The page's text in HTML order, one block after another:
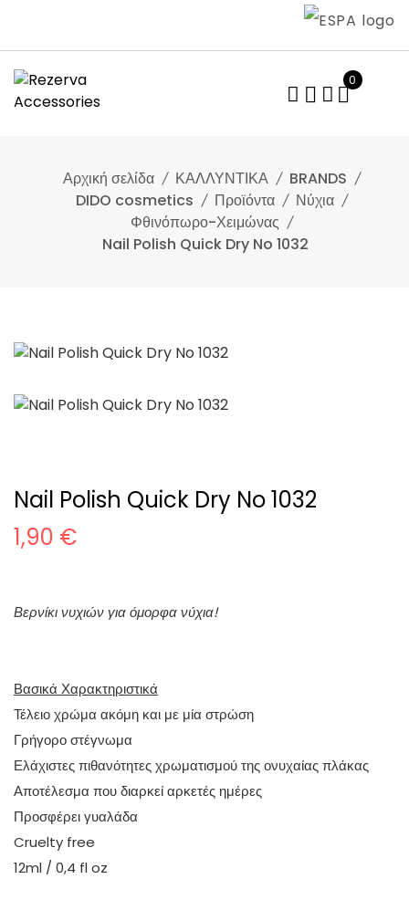
content
0
Αρχική σελίδα ΚΑΛΛΥΝΤΙΚΑ
BRANDS
DIDO cosmetics
Προϊόντα
Νύχια
Φθινόπωρο-Χειμώνας
Nail Polish Quick Dry No 1032
Nail Polish Quick Dry No 1032
1,90 €
Βερνίκι νυχιών για όμορφα νύχια!
Βασικά Χαρακτηριστικά
Τέλειο χρώμα ακόμη και με μία στρώση
Γρήγορο στέγνωμα
Ελάχιστες πιθανότητες χρωματισμού της ονυχαίας πλάκας
Αποτέλεσμα που διαρκεί αρκετές ημέρες
Προσφέρει γυαλάδα
Cruelty free
12ml / 0,4 fl oz